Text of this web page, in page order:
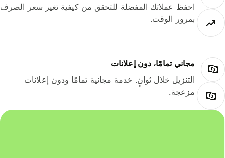
احفظ عملاتك المفضلة للتحقق من كيفية تغير سعر الصرف
بمرور الوقت.
مجاني تمامًا، دون إعلانات
التنزيل خلال ثوانٍ. خدمة مجانية تمامًا ودون إعلانات
مزعجة.